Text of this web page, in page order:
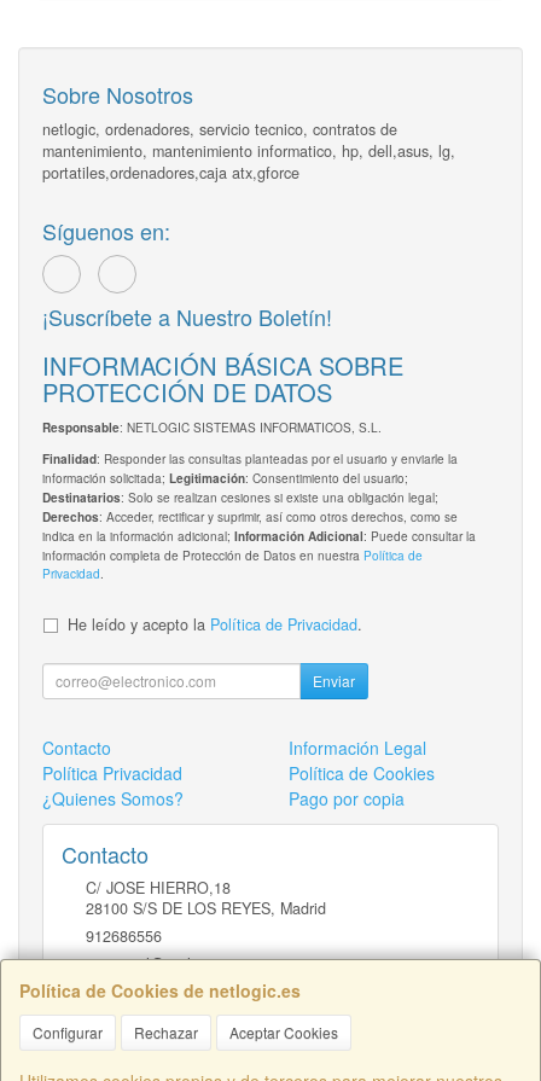
Política de Cookies de netlogic.es
Configurar Rechazar Aceptar Cookies
Sobre Nosotros
netlogic, ordenadores, servicio tecnico, contratos de
mantenimiento, mantenimiento informatico, hp, dell,asus, lg,
portatiles,ordenadores,caja atx,gforce
Síguenos en:
¡Suscríbete a Nuestro Boletín!
INFORMACIÓN BÁSICA SOBRE
PROTECCIÓN DE DATOS
Responsable: NETLOGIC SISTEMAS INFORMATICOS, S.L.
Finalidad: Responder las consultas planteadas por el usuario y enviarle la
información solicitada; Legitimación: Consentimiento del usuario;
Destinatarios: Solo se realizan cesiones si existe una obligación legal;
Derechos: Acceder, rectificar y suprimir, así como otros derechos, como se
indica en la información adicional; Información Adicional: Puede consultar la
información completa de Protección de Datos en nuestra Política de
Privacidad
He leído y acepto la Política de Privacidad.
Enviar
Contacto
Información Legal
Política Privacidad
Política de Cookies
¿Quienes Somos?
Pago por copia
Contacto
C/ JOSE HIERRO,18
28100 S/S DE LOS REYES, Madrid
912686556
comercial@netlogic.es
Horario